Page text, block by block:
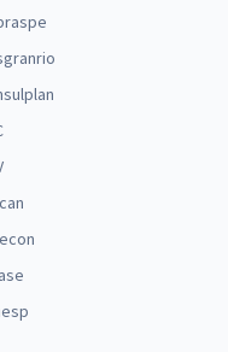
do Estado de São
o Cargo de Auditor Fiscal
Equipe